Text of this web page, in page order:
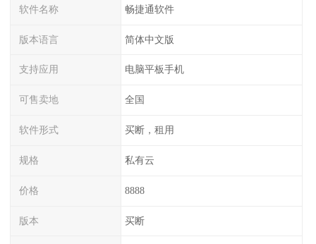
软件名称 畅捷通软件
版本语言 简体中文版
支持应用 电脑平板手机
可售卖地 全国
软件形式 买断，租用
规格 私有云
价格 8888
版本 买断